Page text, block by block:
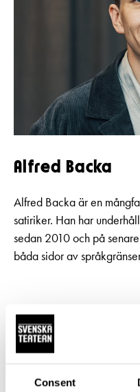
Consent
Alfred Backa
Alfred Backa är en
satiriker. Han har
sedan 2010 och på
båda sidor av